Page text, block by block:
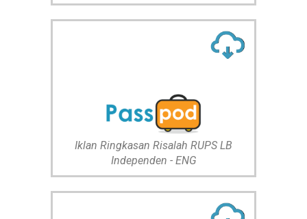
Iklan Ringkasan Risalah RUPS LB
Independen - ENG